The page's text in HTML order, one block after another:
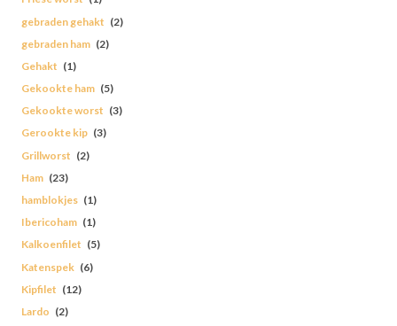
gebraden gehakt (2)
gebraden ham (2)
Gehakt (1)
Gekookte ham (5)
Gekookte worst (3)
Gerookte kip (3)
Grillworst (2)
Ham (23)
hamblokjes (1)
Ibericoham (1)
Kalkoenfilet (5)
Katenspek (6)
Kipfilet (12)
Lardo (2)